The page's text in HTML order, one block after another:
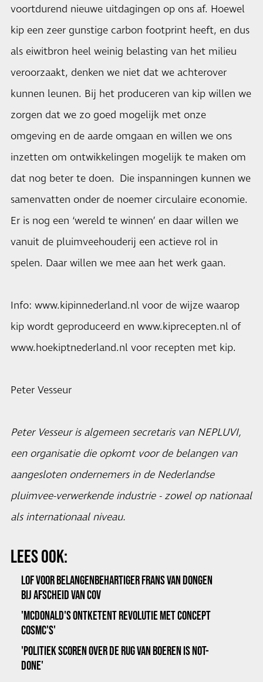
voortdurend nieuwe uitdagingen op ons af. Hoewel
kip een zeer gunstige carbon footprint heeft, en dus
als eiwitbron heel weinig belasting van het milieu
veroorzaakt, denken we niet dat we achterover
kunnen leunen. Bij het produceren van kip willen we
zorgen dat we zo goed mogelijk met onze
omgeving en de aarde omgaan en willen we ons
inzetten om ontwikkelingen mogelijk te maken om
dat nog beter te doen. Die inspanningen kunnen we
samenvatten onder de noemer circulaire economie.
Er is nog een ‘wereld te winnen’ en daar willen we
vanuit de pluimveehouderij een actieve rol in
spelen. Daar willen we mee aan het werk gaan.
Info: www.kipinnederland.nl voor de wijze waarop
kip wordt geproduceerd en www.kiprecepten.nl of
www.hoekiptnederland.nl voor recepten met kip.
Peter Vesseur
Peter Vesseur is algemeen secretaris van NEPLUVI,
een organisatie die opkomt voor de belangen van
aangesloten ondernemers in de Nederlandse
pluimvee-verwerkende industrie - zowel op nationaal
als internationaal niveau.
LEES OOK:
LOF VOOR BELANGENBEHARTIGER FRANS VAN DONGEN
BIJ AFSCHEID VAN COV
'MCDONALD'S ONTKETENT REVOLUTIE MET CONCEPT
COSMC'S'
'POLITIEK SCOREN OVER DE RUG VAN BOEREN IS NOT-
DONE'